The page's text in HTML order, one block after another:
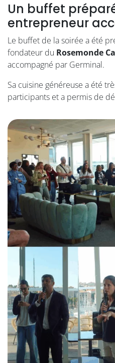
Un buffet
entrepreneur
Le buffet de la soirée a été
fondateur du Rosemonde
accompagné par Germinal.
Sa cuisine généreuse a été
participants et a permis de